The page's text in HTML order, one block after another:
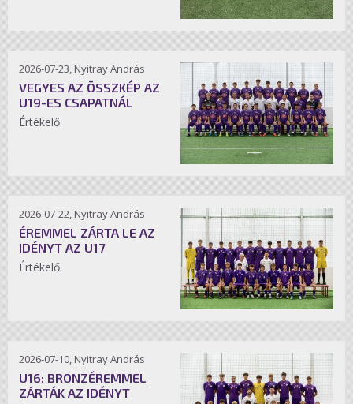
2026-07-23, Nyitray András
VEGYES AZ ÖSSZKÉP AZ
U19-ES CSAPATNÁL
Értékelő.
2026-07-22, Nyitray András
ÉREMMEL ZÁRTA LE AZ
IDÉNYT AZ U17
Értékelő.
2026-07-10, Nyitray András
U16: BRONZÉREMMEL
ZÁRTÁK AZ IDÉNYT